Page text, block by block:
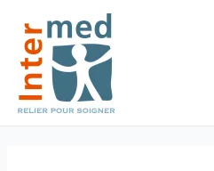
contenu
d’article